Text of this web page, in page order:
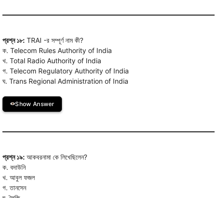
প্রশ্ন ১৮: TRAI -র সম্পূর্ণ নাম কী?
ক. Telecom Rules Authority of India
খ. Total Radio Authority of India
গ. Telecom Regulatory Authority of India
ঘ. Trans Regional Administration of India
Show Answer
প্রশ্ন ১৯: আকবরনামা কে লিখেছিলেন?
ক. বদাউনি
খ. আবুল ফজল
গ. তানসেন